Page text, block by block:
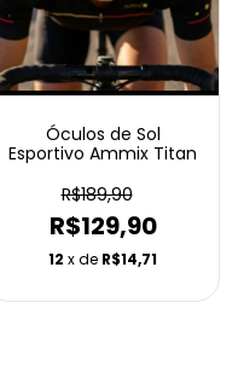
Óculos de Sol
Esportivo Ammix Titan
R$189,90
R$129,90
12 x de R$14,71